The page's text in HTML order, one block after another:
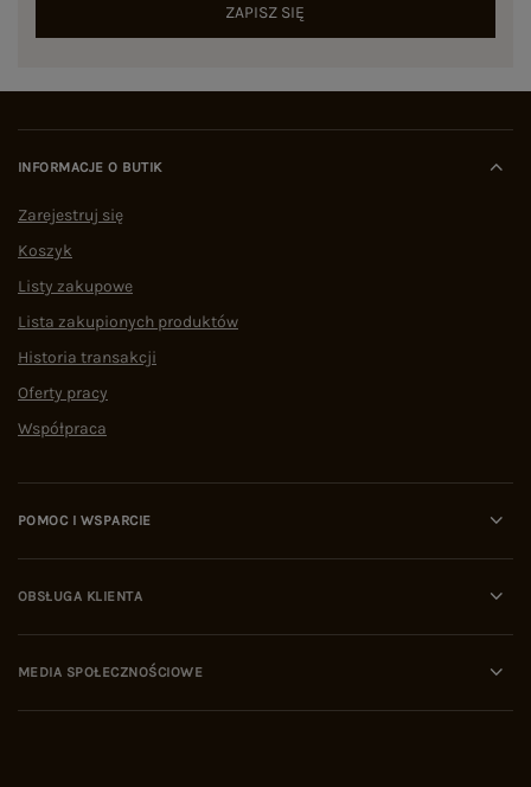
ZAPISZ SIĘ
INFORMACJE O BUTIK
Zarejestruj się
Koszyk
Listy zakupowe
Lista zakupionych produktów
Historia transakcji
Oferty pracy
Współpraca
POMOC I WSPARCIE
OBSŁUGA KLIENTA
MEDIA SPOŁECZNOŚCIOWE